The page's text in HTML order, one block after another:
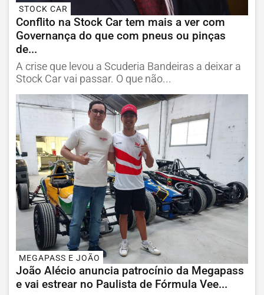
STOCK CAR
Conflito na Stock Car tem mais a ver com
Governança do que com pneus ou pinças
de...
A crise que levou a Scuderia Bandeiras a deixar a
Stock Car vai passar. O que não...
MEGAPASS E JOÃO
João Alécio anuncia patrocínio da Megapass
e vai estrear no Paulista de Fórmula Vee...